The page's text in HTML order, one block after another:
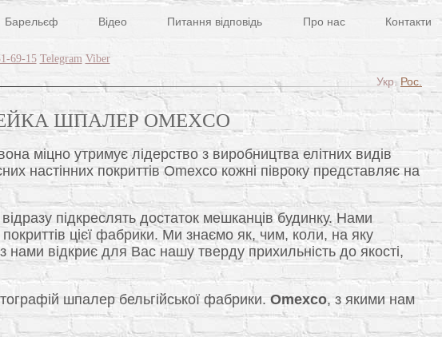
Барельєф Відео Питання відповідь Про нас Контакти
69-15 Telegram Viber
ШПАЛЕР OMEXCO
міцно утримує лідерство з виробництва елітних видів
настінних покриттів Omexco кожні півроку представляє на
підкреслять достаток мешканців будинку. Нами
цієї фабрики. Ми знаємо як, чим, коли, на яку
відкриє для Вас нашу тверду прихильність до якості,
шпалер бельгійської фабрики. Omexco, з якими нам
Укр. Рос.